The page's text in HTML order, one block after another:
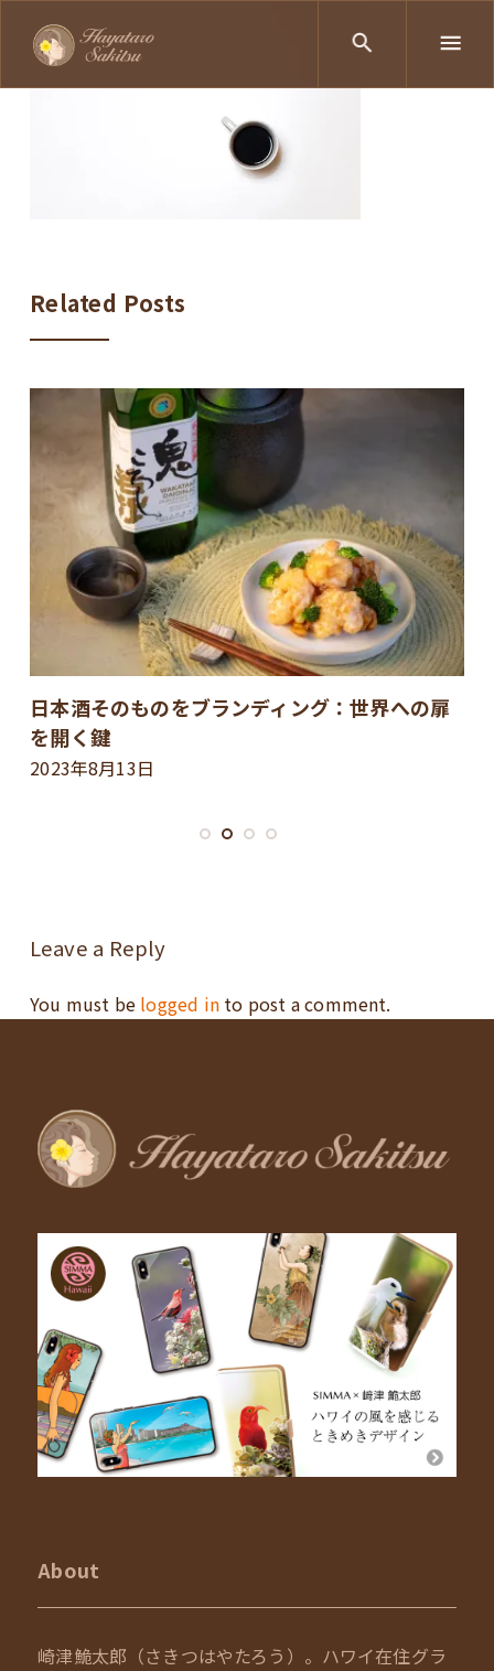
Related Posts
日本酒そのものをブランディング：世界への扉
を開く鍵
2023年8月13日
Leave a Reply
You must be logged into post a comment.
About
崎津鮠太郎（さきつはやたろう）。ハワイ在住グラ